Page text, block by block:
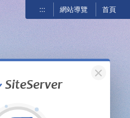
::: 網站導覽 首頁
關閉